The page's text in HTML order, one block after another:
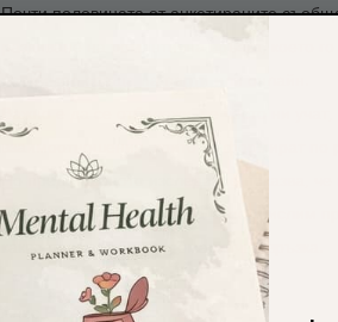
Почти половината от анкетираните
Важно е да се отбележи, че често ни
взаимоотношения, които се формират по
Но представеното изследване показва,
че това ни принуждава да преосмислим
какво прави добрата романтична връзка.
Алис Русева